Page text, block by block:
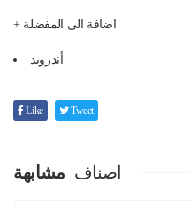
+ اضافة الى المفضلة
أندرويد
Like Tweet
اصناف مشابهة